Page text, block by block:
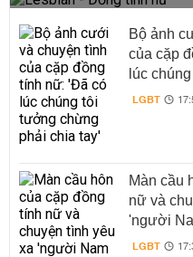
Bộ ảnh
của cặp
lúc
chia tay'
LGBT
Màn cầu
nữ và
'người
LGBT